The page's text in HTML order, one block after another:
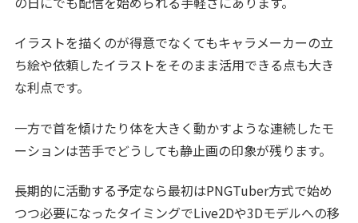
イラストを描くのが得意でなくてもキャラメーカーの立
ち絵や依頼したイラストをそのまま活用できる点も大き
な利点です。
一方で首を傾けたり体を大きく動かすような連続したモ
ーションは苦手でどうしても静止画の印象が残ります。
長期的に活動する予定なら最初はPNGTuber方式で始め
つつ必要になったタイミングでLive2Dや3Dモデルへの移